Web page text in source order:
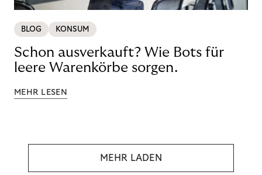
BLOG KONSUM
Schon ausverkauft? Wie Bots für
leere Warenkörbe sorgen.
MEHR LESEN
MEHR LADEN